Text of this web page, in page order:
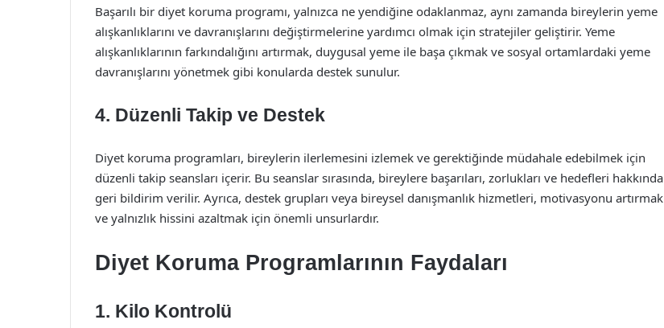
Başarılı bir diyet koruma programı, yalnızca ne yendiğine odaklanmaz, aynı zamanda bireylerin yeme
alışkanlıklarını ve davranışlarını değiştirmelerine yardımcı olmak için stratejiler geliştirir. Yeme
alışkanlıklarının farkındalığını artırmak, duygusal yeme ile başa çıkmak ve sosyal ortamlardaki yeme
davranışlarını yönetmek gibi konularda destek sunulur.
4. Düzenli Takip ve Destek
Diyet koruma programları, bireylerin ilerlemesini izlemek ve gerektiğinde müdahale edebilmek için
düzenli takip seansları içerir. Bu seanslar sırasında, bireylere başarıları, zorlukları ve hedefleri hakkında
geri bildirim verilir. Ayrıca, destek grupları veya bireysel danışmanlık hizmetleri, motivasyonu artırmak
ve yalnızlık hissini azaltmak için önemli unsurlardır.
Diyet Koruma Programlarının Faydaları
1. Kilo Kontrolü